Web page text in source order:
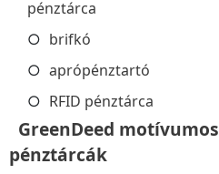
pénztárca
brifkó
aprópénztartó
RFID pénztárca
GreenDeed motívumos
pénztárcák